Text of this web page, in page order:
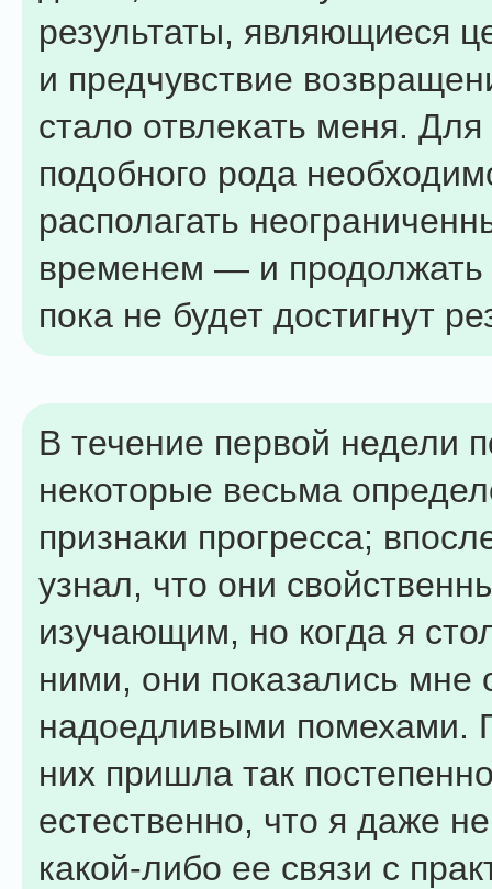
результаты, являющиеся
и предчувствие
стало отвлекать меня. Для
подобного рода
располагать
временем — и продолжать
пока не будет достигнут
В течение первой недели
некоторые весьма
признаки прогресса;
узнал, что они
изучающим, но когда я
ними, они показались мне
надоедливыми помехами.
них пришла так
естественно, что я даже
какой-либо ее связи с